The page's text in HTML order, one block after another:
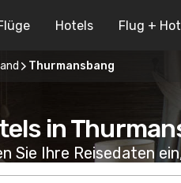
Hotels Flug +
Thurmansbang
in
Sie Ihre Reisedaten